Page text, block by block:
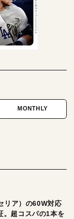
MONTHLY
リア）の60W対応
。超コスパの1本を